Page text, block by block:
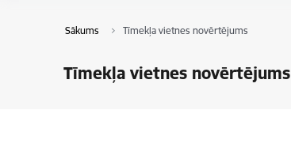
Sākums Tīmekļa vietnes novērtējums
Tīmekļa vietnes novērtējums